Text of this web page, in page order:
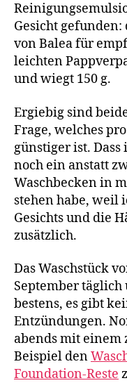
Gesicht
von Balea für
leichten
und wiegt 150 g.
Ergiebig sind
Frage, welches
günstiger ist.
noch ein anstatt
Waschbecken in
stehen habe, weil
Gesichts und die
zusätzlich.
Das Waschstück
September täglich
bestens, es gibt
Entzündungen.
abends mit einem
Beispiel den
Foundation-Reste